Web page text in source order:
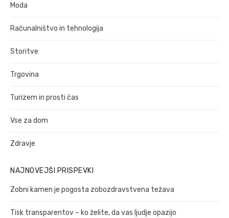
Moda
Računalništvo in tehnologija
Storitve
Trgovina
Turizem in prosti čas
Vse za dom
Zdravje
NAJNOVEJŠI PRISPEVKI
Zobni kamen je pogosta zobozdravstvena težava
Tisk transparentov – ko želite, da vas ljudje opazijo